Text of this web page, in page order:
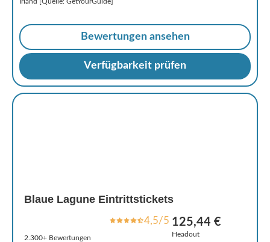
Bewertungen ansehen
Verfügbarkeit prüfen
Blaue Lagune Eintrittstickets
4,5/5
2.300+ Bewertungen
125,44 €
Headout